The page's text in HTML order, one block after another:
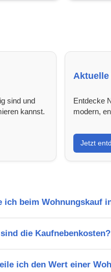
sind und
kannst.
Entdecke
modern,
Jetzt
ich beim Wohnungskauf
die Kaufnebenkosten?
ich den Wert einer